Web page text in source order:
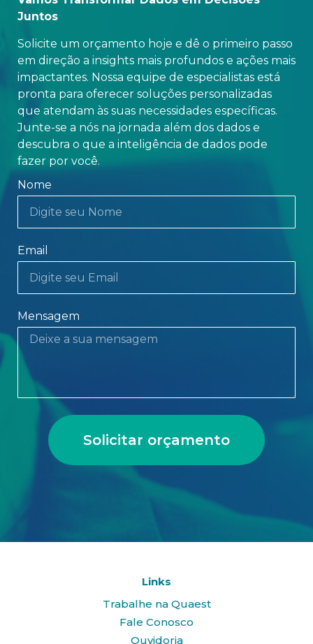
Juntos
Solicite um orçamento hoje e dê o primeiro passo
em direção a insights mais profundos e ações mais
impactantes. Nossa equipe de especialistas está
pronta para oferecer soluções personalizadas
que atendam às suas necessidades específicas.
Junte-se a nós na jornada além dos dados e
descubra o que a inteligência de dados pode
fazer por você.
Nome
Email
Mensagem
Solicitar orçamento
Links
Trabalhe na Quaest
Fale Conosco
Ouvidoria